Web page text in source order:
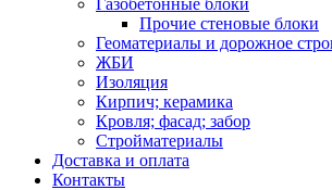
Газобетонные блоки
Прочие стеновые блоки
Геоматериалы и дорожное
ЖБИ
Изоляция
Кирпич; керамика
Кровля; фасад; забор
Стройматериалы
Доставка и оплата
Контакты